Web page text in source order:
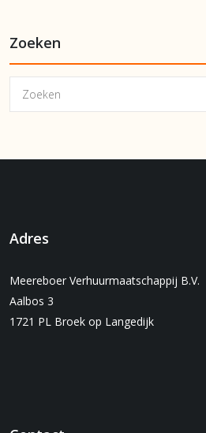
Zoeken
Adres
Meereboer Verhuurmaatschappij B.V.
Aalbos 3
1721 PL Broek op Langedijk